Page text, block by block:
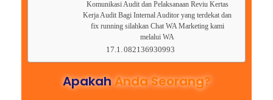
Komunikasi Audit dan Pelaksanaan Reviu Kertas
Kerja Audit Bagi Internal Auditor yang terdekat dan
fix running silahkan Chat WA Marketing kami
melalui WA
082136930993
ApakahAnda Seorang?